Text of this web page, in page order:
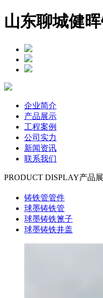
山东聊城健
企业简介
产品展示
工程案例
公司实力
新闻资讯
联系我们
PRODUCT DISPLAY产品
铸铁管管件
球墨铸铁管
球墨铸铁篦子
球墨铸铁井盖